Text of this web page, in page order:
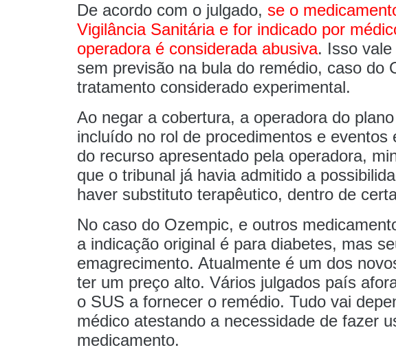
De acordo com o julgado, se o
Vigilância Sanitária e for indicado por
operadora é considerada abusiva. Isso vale
sem previsão na bula do remédio, caso do
tratamento considerado experimental.
Ao negar a cobertura, a operadora do
incluído no rol de procedimentos e
do recurso apresentado pela operadora,
que o tribunal já havia admitido a
haver substituto terapêutico, dentro de
No caso do Ozempic, e outros
a indicação original é para diabetes, mas
emagrecimento. Atualmente é um dos
ter um preço alto. Vários julgados país
o SUS a fornecer o remédio. Tudo vai
médico atestando a necessidade de fazer
medicamento.